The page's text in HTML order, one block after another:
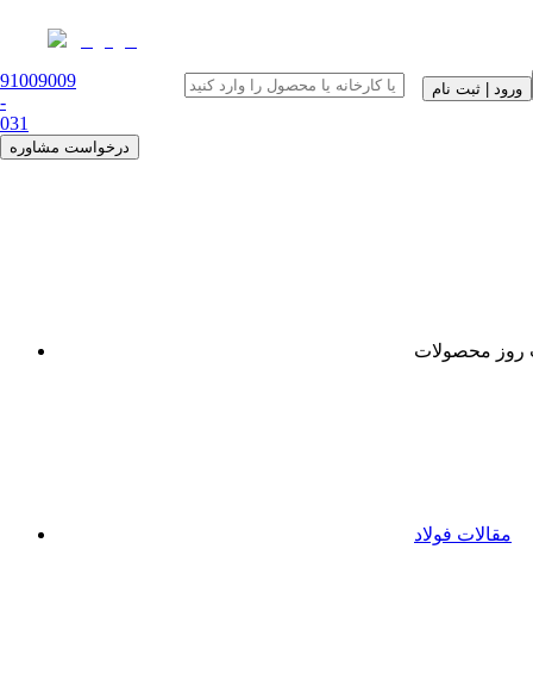
91009009
-
031
درخواست مشاوره
ورود | ثبت نام
روز محصولات
مقالات فولاد